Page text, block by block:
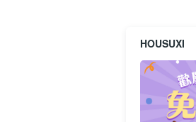
HOUSUXI